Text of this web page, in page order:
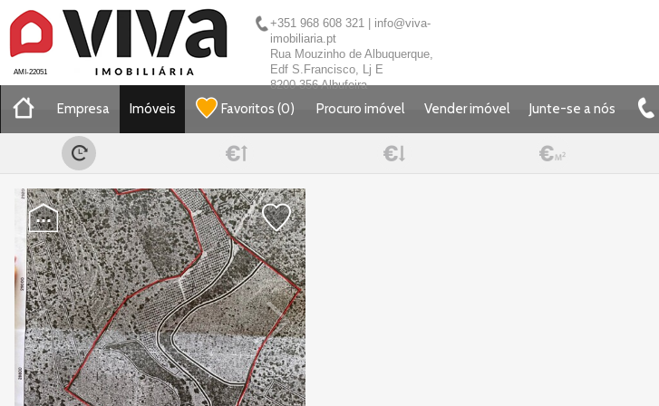
AMI-22051
+351 968 608 321
info@viva-
imobiliaria.pt
Rua Mouzinho de Albuquerque,
Edf S.Francisco, Lj E
8200-356 Albufeira
Empresa Imóveis Favoritos (0) Procuro imóvel Vender imóvel Junte-se a nós